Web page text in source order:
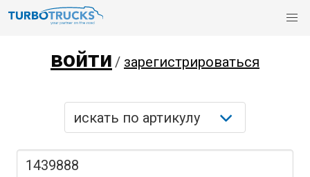
войти / зарегистрироваться